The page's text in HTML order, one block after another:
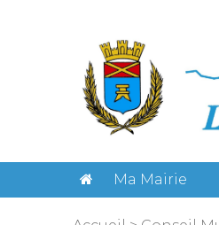
Ma Mairie